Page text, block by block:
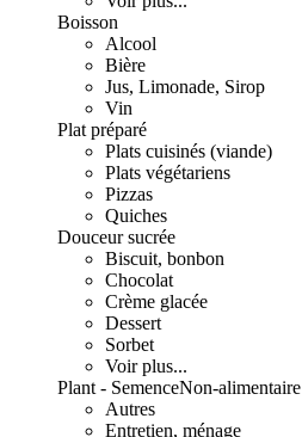
Boisson
Alcool
Bière
Jus, Limonade, Sirop
Vin
Plat préparé
Plats cuisinés (viande)
Plats végétariens
Pizzas
Quiches
Douceur sucrée
Biscuit, bonbon
Chocolat
Crème glacée
Dessert
Sorbet
Voir plus...
Plant - SemenceNon-alimentaire
Autres
Entretien, ménage